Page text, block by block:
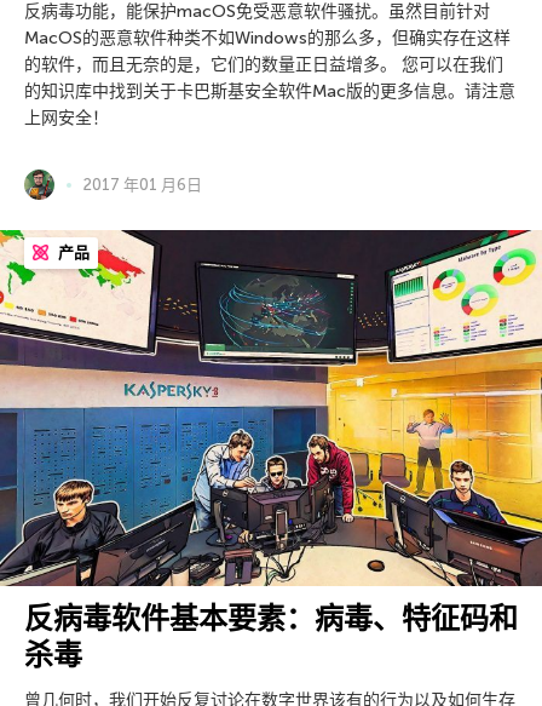
反病毒功能，能保护macOS免受恶意软件骚扰。虽然目前针对
MacOS的恶意软件种类不如Windows的那么多，但确实存在这样
的软件，而且无奈的是，它们的数量正日益增多。 您可以在我们
的知识库中找到关于卡巴斯基安全软件Mac版的更多信息。请注意
上网安全！
2017 年01 月6日
产品
反病毒软件基本要素：病毒、特征码和
杀毒
曾几何时，我们开始反复讨论在数字世界该有的行为以及如何生存